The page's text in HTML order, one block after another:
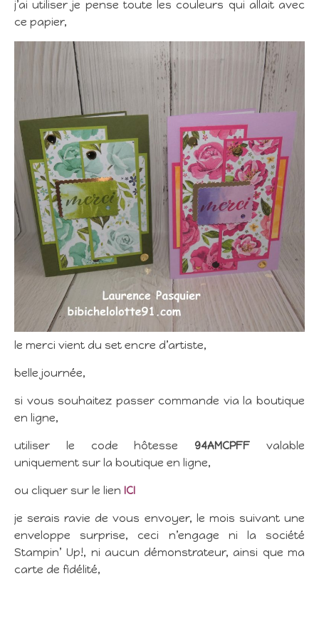
j’ai utiliser je pense toute les couleurs qui allait avec
ce papier,
le merci vient du set encre d’artiste,
belle journée,
si vous souhaitez passer commande via la boutique
en ligne,
utiliser le code hôtesse 94AMCPFF valable
uniquement sur la boutique en ligne,
ou cliquer sur le lien ICI
je serais ravie de vous envoyer, le mois suivant une
enveloppe surprise, ceci n’engage ni la société
Stampin’ Up!, ni aucun démonstrateur, ainsi que ma
carte de fidélité,